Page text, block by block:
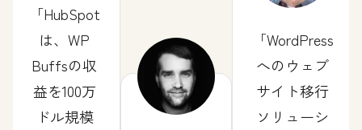
HubSpot
は、WP
Buffsの収
益を100万
ドル規模
WordPress
へのウェブ
サイト移行
ソリューシ